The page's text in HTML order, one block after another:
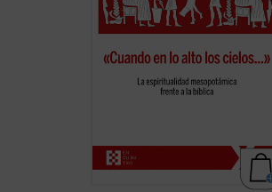
sugerido no pocas conexiones
útiles a la hora de precisar la
novedad religiosa, antropológica y
ontológica del monoteísmo». (Del
prólogo de Javier Prades)....(ver